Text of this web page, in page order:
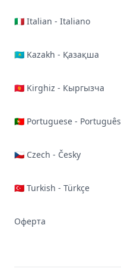
🇮🇹 Italian - Italiano
🇰🇿 Kazakh - Қазақша
🇰🇬 Kirghiz - Кыргызча
🇵🇹 Portuguese - Português
🇨🇿 Czech - Česky
🇹🇷 Turkish - Türkçe
Оферта